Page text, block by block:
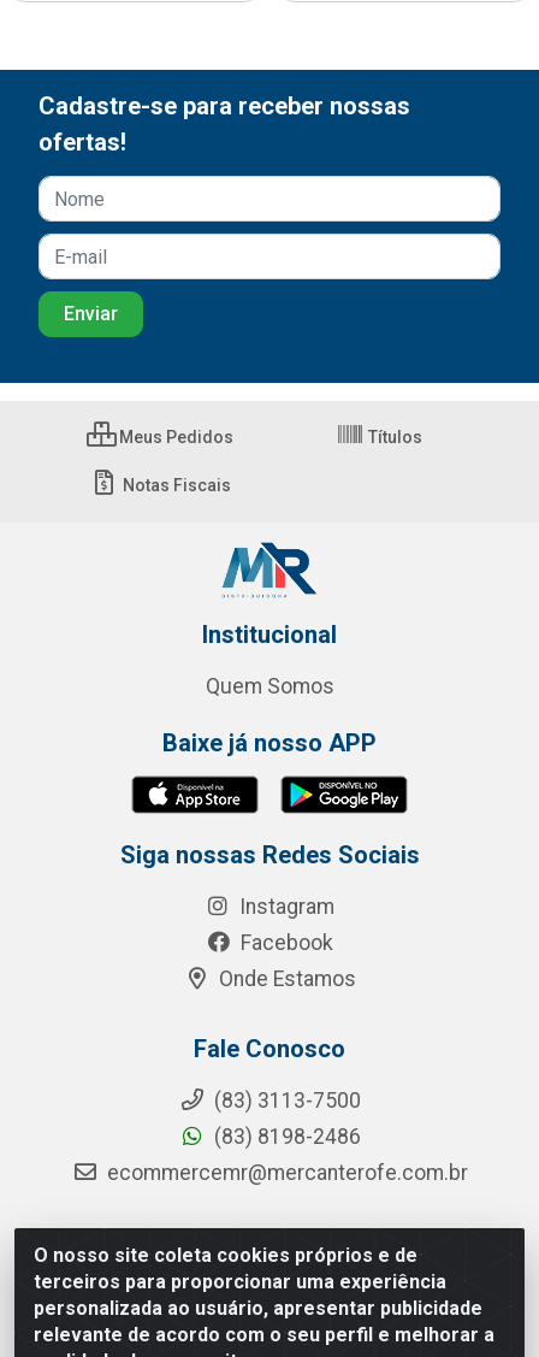
O nosso site coleta cookies próprios e de
terceiros para proporcionar uma experiência
personalizada ao usuário, apresentar publicidade
relevante de acordo com o seu perfil e melhorar a
Cadastre-se para receber nossas
ofertas!
Meus Pedidos Títulos
Notas Fiscais
Institucional
Quem Somos
Baixe já nosso APP
Siga nossas Redes Sociais
Instagram
Facebook
Onde Estamos
Fale Conosco
(83) 3113-7500
(83) 8198-2486
ecommercemr@mercanterofe.com.br
MR Distribuidora - Rua Hortêncio Ribeiro de Luna, 3777 -
Distrito Industrial, João Pessoa/PB - CEP 58081-400 -
CNPJ 35.428.312/0001-85